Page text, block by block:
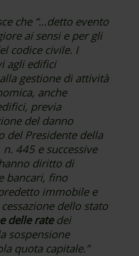
che “…detto evento
ai sensi e per gli
codice civile. I
agli edifici
gestione di attività
anche
previa
del danno
del Presidente della
445 e successive
diritto di
bancari, fino
immobile e
dello stato
delle ratedei
sospensione
quota capitale.”